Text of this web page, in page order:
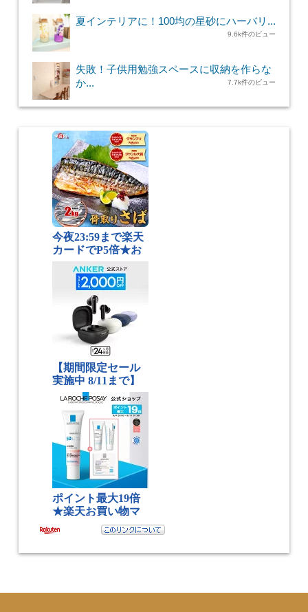
夏インテリアに！100均の星砂にハーバリ...
9.6k件のビュー
失敗！子供用勉強スペースに収納を作らな
か...
7.7k件のビュー